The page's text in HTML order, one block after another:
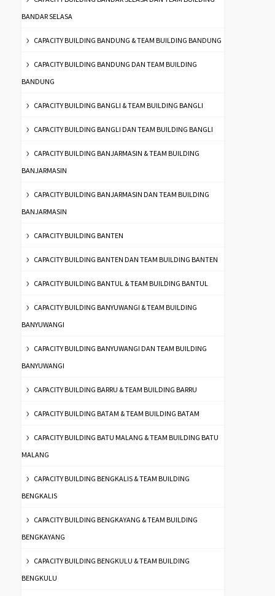
BANDAR SELASA
CAPACITY BUILDING BANDUNG & TEAM BUILDING BANDUNG
CAPACITY BUILDING BANDUNG DAN TEAM BUILDING
BANDUNG
CAPACITY BUILDING BANGLI & TEAM BUILDING BANGLI
CAPACITY BUILDING BANGLI DAN TEAM BUILDING BANGLI
CAPACITY BUILDING BANJARMASIN & TEAM BUILDING
BANJARMASIN
CAPACITY BUILDING BANJARMASIN DAN TEAM BUILDING
BANJARMASIN
CAPACITY BUILDING BANTEN
CAPACITY BUILDING BANTEN DAN TEAM BUILDING BANTEN
CAPACITY BUILDING BANTUL & TEAM BUILDING BANTUL
CAPACITY BUILDING BANYUWANGI & TEAM BUILDING
BANYUWANGI
CAPACITY BUILDING BANYUWANGI DAN TEAM BUILDING
BANYUWANGI
CAPACITY BUILDING BARRU & TEAM BUILDING BARRU
CAPACITY BUILDING BATAM & TEAM BUILDING BATAM
CAPACITY BUILDING BATU MALANG & TEAM BUILDING BATU
MALANG
CAPACITY BUILDING BENGKALIS & TEAM BUILDING
BENGKALIS
CAPACITY BUILDING BENGKAYANG & TEAM BUILDING
BENGKAYANG
CAPACITY BUILDING BENGKULU & TEAM BUILDING
BENGKULU